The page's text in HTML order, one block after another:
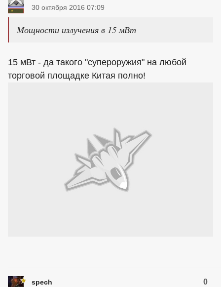
30 октября 2016 07:09
Мощности излучения в 15 мВт
15 мВт - да такого "супероружия" на любой
торговой площадке Китая полно!
spech 0